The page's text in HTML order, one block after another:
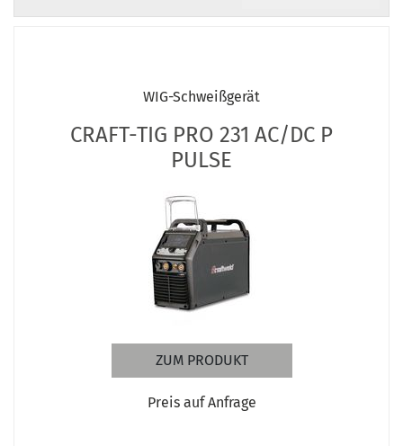
WIG-Schweißgerät
CRAFT-TIG PRO 231 AC/DC P
PULSE
ZUM PRODUKT
Preis auf Anfrage